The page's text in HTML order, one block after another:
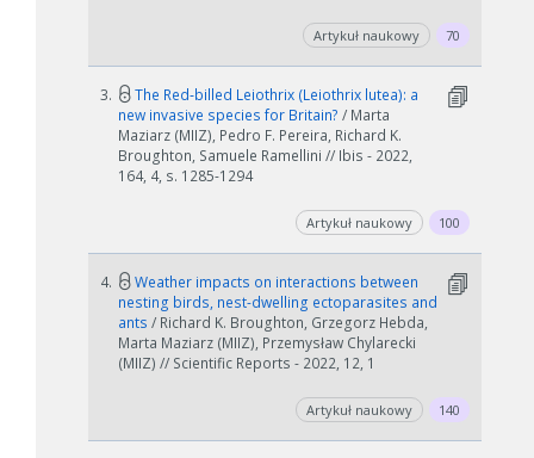
Artykuł naukowy 70
3.
The Red‐billed Leiothrix (Leiothrix lutea): a
new invasive species for Britain? / Marta
Maziarz (MIIZ), Pedro F. Pereira, Richard K.
Broughton, Samuele Ramellini // Ibis - 2022,
164, 4, s. 1285-1294
Artykuł naukowy 100
4.
Weather impacts on interactions between
nesting birds, nest-dwelling ectoparasites and
ants / Richard K. Broughton, Grzegorz Hebda,
Marta Maziarz (MIIZ), Przemysław Chylarecki
(MIIZ) // Scientific Reports - 2022, 12, 1
Artykuł naukowy 140